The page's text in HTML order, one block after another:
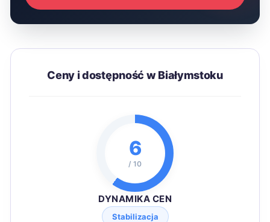
Ceny i dostępność w Białymstoku
6
/ 10
DYNAMIKA CEN
Stabilizacja